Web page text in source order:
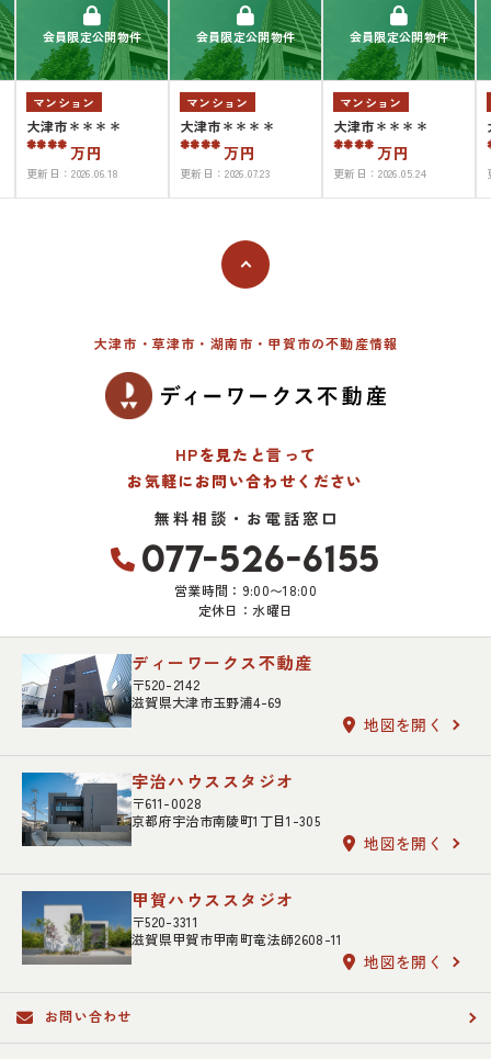
会員限定公開物件
マンション
大津市＊＊＊＊
****万円
更新日：2026.06.18
会員限定公開物件
マンション
大津市＊＊＊＊
****万円
更新日：2026.07.23
会員限定公開物件
マンション
大津市＊＊＊＊
****万円
更新日：2026.05.24
大津市・草津市・湖南市・甲賀市の不動産情報
HPを見たと言って
お気軽にお問い合わせください
無料相談・お電話窓口
077-526-6155
営業時間：9:00〜18:00
定休日：水曜日
ディーワークス不動産
〒520-2142
滋賀県大津市玉野浦4-69
地図を開く
宇治ハウススタジオ
〒611-0028
京都府宇治市南陵町1丁目1-305
地図を開く
甲賀ハウススタジオ
〒520-3311
滋賀県甲賀市甲南町竜法師2608-11
地図を開く
お問い合わせ